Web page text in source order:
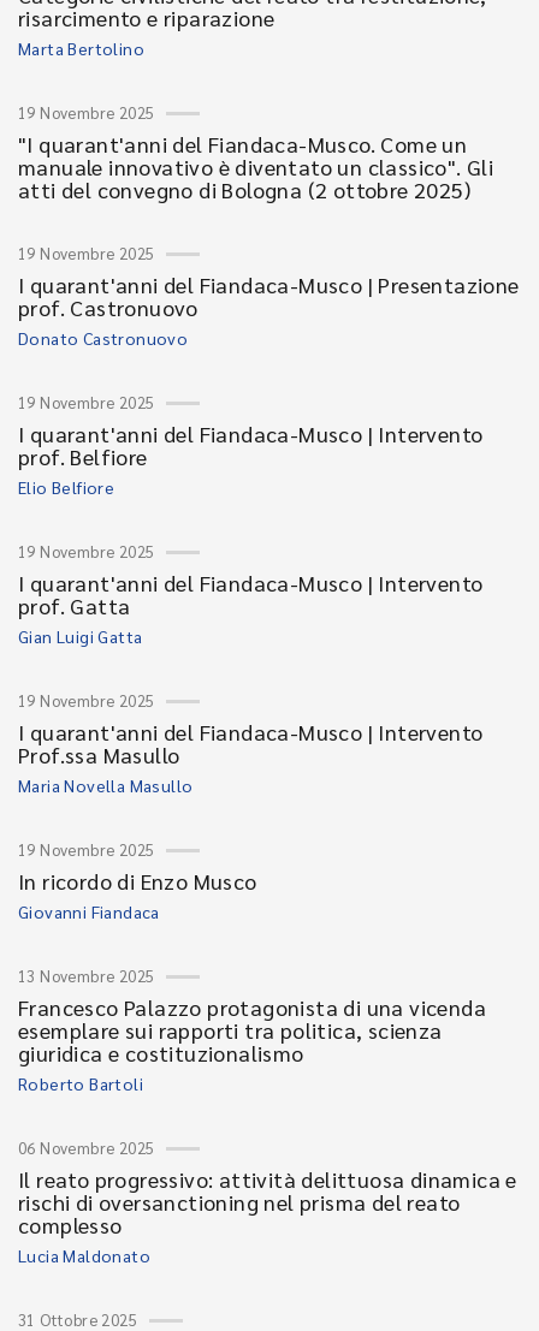
risarcimento e riparazione
Marta Bertolino
19 Novembre 2025
"I quarant'anni del Fiandaca-Musco. Come un
manuale innovativo è diventato un classico". Gli
atti del convegno di Bologna (2 ottobre 2025)
19 Novembre 2025
I quarant'anni del Fiandaca-Musco | Presentazione
prof. Castronuovo
Donato Castronuovo
19 Novembre 2025
I quarant'anni del Fiandaca-Musco | Intervento
prof. Belfiore
Elio Belfiore
19 Novembre 2025
I quarant'anni del Fiandaca-Musco | Intervento
prof. Gatta
Gian Luigi Gatta
19 Novembre 2025
I quarant'anni del Fiandaca-Musco | Intervento
Prof.ssa Masullo
Maria Novella Masullo
19 Novembre 2025
In ricordo di Enzo Musco
Giovanni Fiandaca
13 Novembre 2025
Francesco Palazzo protagonista di una vicenda
esemplare sui rapporti tra politica, scienza
giuridica e costituzionalismo
Roberto Bartoli
06 Novembre 2025
Il reato progressivo: attività delittuosa dinamica e
rischi di oversanctioning nel prisma del reato
complesso
Lucia Maldonato
31 Ottobre 2025